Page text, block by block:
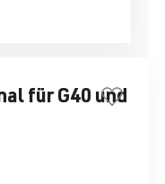
für G40 und